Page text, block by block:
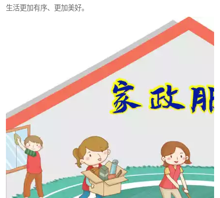
生活更加有序、更加美好。